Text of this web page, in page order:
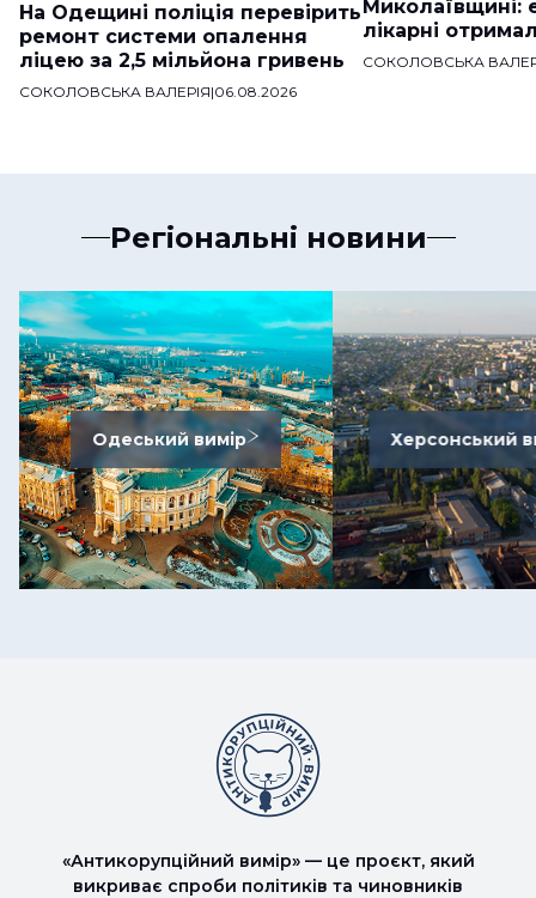
На Одещині поліція перевірить
ремонт системи опалення
ліцею за 2,5 мільйона гривень
СОКОЛОВСЬКА ВАЛЕРІЯ|06.08.2026
Миколаївщині:
лікарні
СОКОЛОВСЬКА
Регіональні новини
Одеський вимір Херсонський
«Антикорупційний вимір» — це проєкт, який
викриває спроби політиків та чиновників